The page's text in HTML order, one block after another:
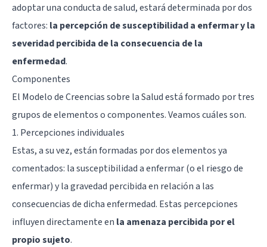
adoptar una conducta de salud, estará determinada por dos
factores: la percepción de susceptibilidad a enfermar y la
severidad percibida de la consecuencia de la
enfermedad.
Componentes
El Modelo de Creencias sobre la Salud está formado por tres
grupos de elementos o componentes. Veamos cuáles son.
1. Percepciones individuales
Estas, a su vez, están formadas por dos elementos ya
comentados: la susceptibilidad a enfermar (o el riesgo de
enfermar) y la gravedad percibida en relación a las
consecuencias de dicha enfermedad. Estas percepciones
influyen directamente en la amenaza percibida por el
propio sujeto.